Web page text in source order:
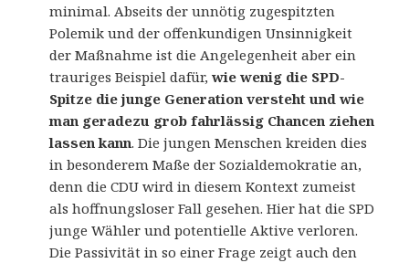
minimal. Abseits der unnötig zugespitzten
Polemik und der offenkundigen Unsinnigkeit
der Maßnahme ist die Angelegenheit aber ein
trauriges Beispiel dafür,wie wenig die SPD-
Spitze die junge Generation versteht und wie
man geradezu grob fahrlässig Chancen ziehen
lassen kann. Die jungen Menschen kreiden dies
in besonderem Maße der Sozialdemokratie an,
denn die CDU wird in diesem Kontext zumeist
als hoffnungsloser Fall gesehen. Hier hat die SPD
junge Wähler und potentielle Aktive verloren.
Die Passivität in so einer Frage zeigt auch den